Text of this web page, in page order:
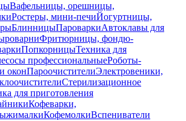
Вафельницы, орешницы,
Ростеры, мини-печиЙогуртницы,
БлинницыПароваркиАвтоклавы для
Фритюрницы, фондю-
ПопкорницыТехника для
профессиональныеРоботы-
оконПароочистителиЭлектровеники,
Стерилизационное
для приготовления
Кофеварки,
КофемолкиВспениватели